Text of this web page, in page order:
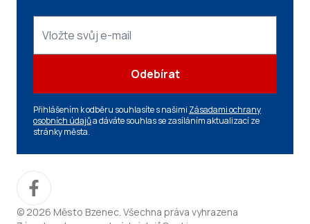
Odebírat
Přihlášením k odběru souhlasíte s našimi Zásadami ochrany
osobních údajůa dáváte souhlas se zasíláním aktualizací ze
stránky města.
© 2026 Město Bzenec. Všechna práva vyhrazena